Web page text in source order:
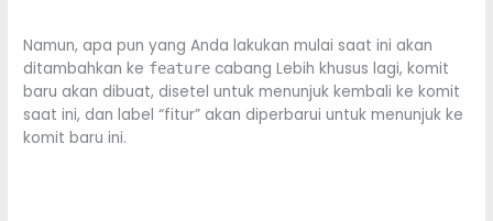
Namun, apa pun yang Anda lakukan mulai saat ini akan
ditambahkan ke feature cabang Lebih khusus lagi, komit
baru akan dibuat, disetel untuk menunjuk kembali ke komit
saat ini, dan label “fitur” akan diperbarui untuk menunjuk ke
komit baru ini.